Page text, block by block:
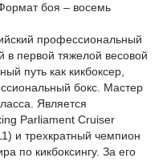
боя – восемь
профессиональный
в первой тяжелой весовой
путь как кикбоксер,
бокс. Мастер
Является
Parliament Cruiser
и трехкратный чемпион
по кикбоксингу. За его